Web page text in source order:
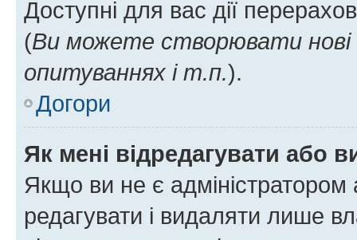
Доступні для вас дії
(Ви можете створювати
опитуваннях і т.п.).
Догори
Як мені відредагувати або
Якщо ви не є
редагувати і видаляти лише